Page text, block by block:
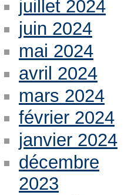
juillet 2024
juin 2024
mai 2024
avril 2024
mars 2024
février 2024
janvier 2024
décembre
2023